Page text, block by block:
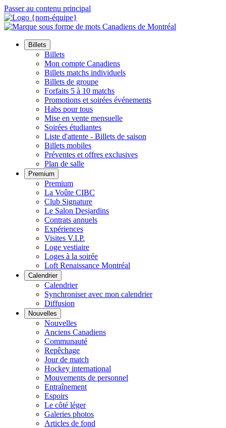
Passer au contenu principal
Billets
Billets
Mon compte Canadiens
Billets matchs individuels
Billets de groupe
Forfaits 5 à 10 matchs
Promotions et soirées événements
Habs pour tous
Mise en vente mensuelle
Soirées étudiantes
Liste d'attente - Billets de saison
Billets mobiles
Préventes et offres exclusives
Plan de salle
Premium
Premium
La Voûte CIBC
Club Signature
Le Salon Desjardins
Contrats annuels
Expériences
Visites V.I.P.
Loge vestiaire
Loges à la soirée
Loft Renaissance Montréal
Calendrier
Calendrier
Synchroniser avec mon calendrier
Diffusion
Nouvelles
Nouvelles
Anciens Canadiens
Communauté
Repêchage
Jour de match
Hockey international
Mouvements de personnel
Entraînement
Espoirs
Le côté léger
Galeries photos
Articles de fond